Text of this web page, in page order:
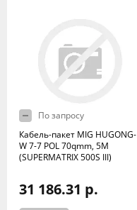
По запросу
Кабель-пакет MIG HUGONG-
W 7-7 POL 70qmm, 5M
(SUPERMATRIX 500S III)
31 186.31 р.